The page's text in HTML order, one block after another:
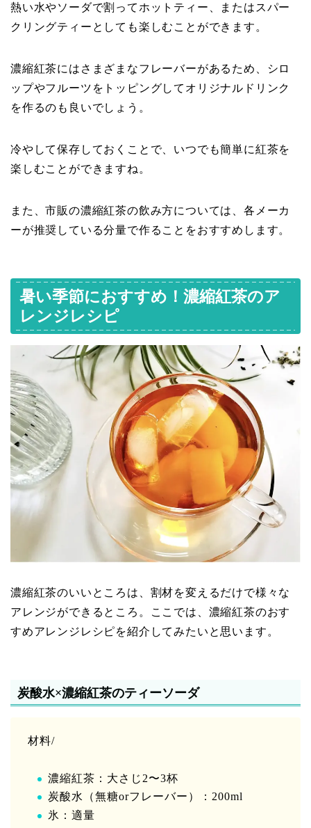
熱い水やソーダで割ってホットティー、またはスパー
クリングティーとしても楽しむことができます。
濃縮紅茶にはさまざまなフレーバーがあるため、シロ
ップやフルーツをトッピングしてオリジナルドリンク
を作るのも良いでしょう。
冷やして保存しておくことで、いつでも簡単に紅茶を
楽しむことができますね。
また、市販の濃縮紅茶の飲み方については、各メーカ
ーが推奨している分量で作ることをおすすめします。
暑い季節におすすめ！濃縮紅茶のア
レンジレシピ
濃縮紅茶のいいところは、割材を変えるだけで様々な
アレンジができるところ。ここでは、濃縮紅茶のおす
すめアレンジレシピを紹介してみたいと思います。
炭酸水×濃縮紅茶のティーソーダ
材料/
濃縮紅茶：大さじ2〜3杯
炭酸水（無糖orフレーバー）：200ml
氷：適量